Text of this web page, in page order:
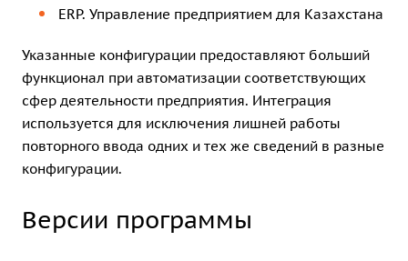
ERP. Управление предприятием для Казахстана
Указанные конфигурации предоставляют больший
функционал при автоматизации соответствующих
сфер деятельности предприятия. Интеграция
используется для исключения лишней работы
повторного ввода одних и тех же сведений в разные
конфигурации.
Версии программы